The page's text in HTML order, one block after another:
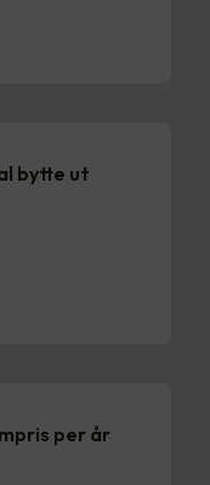
bytte ut
per år